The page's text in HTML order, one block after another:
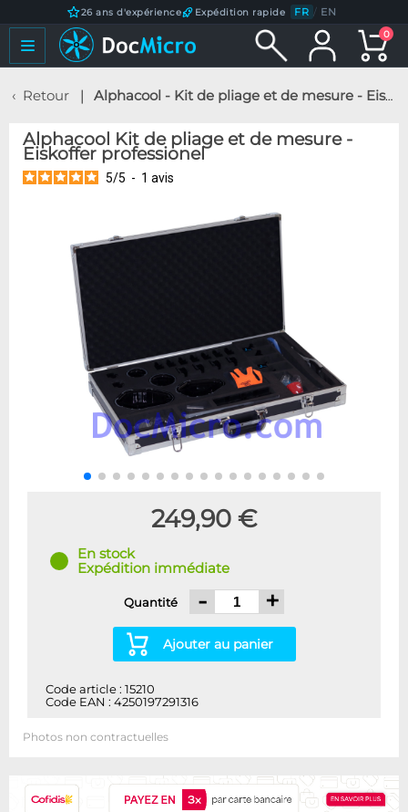
26 ans d'expérience Expédition rapide FR / EN
0
Retour Alphacool - Kit de pliage et de mesure - Eiskoffer professionel
Alphacool Kit de pliage et de mesure -
Eiskoffer professionel
5/5 - 1 avis
249,90 €
En stock
Expédition immédiate
Quantité - +
Ajouter au panier
Code article : 15210
Code EAN : 4250197291316
Photos non contractuelles